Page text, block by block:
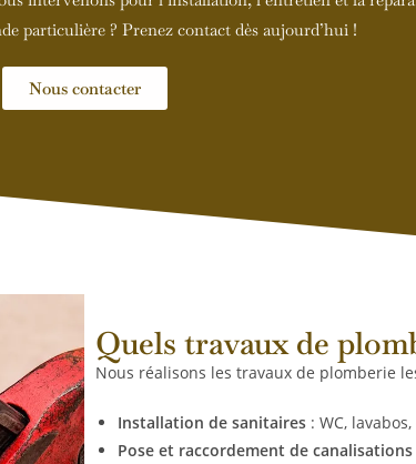
particulière ? Prenez contact dès aujourd’hui !
Nous contacter
Quels travaux de
Nous réalisons les travaux de plomberie
Installation de sanitaires : WC,
Pose et raccordement de canalisations